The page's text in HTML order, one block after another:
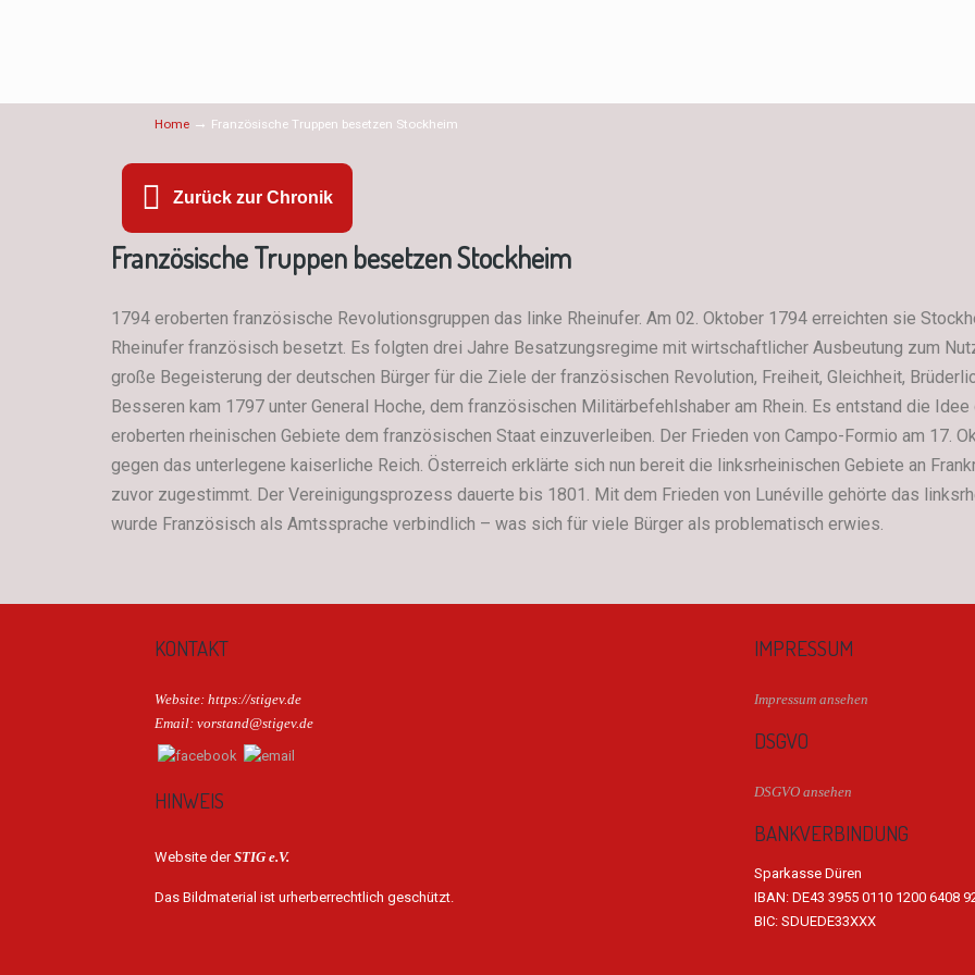
Home → Französische Truppen besetzen Stockheim
Zurück zur Chronik
Französische Truppen besetzen Stockheim
1794 eroberten französische Revolutionsgruppen das linke Rheinufer. Am 02. Oktober 1794 erreichten sie
Rheinufer französisch besetzt. Es folgten drei Jahre Besatzungsregime mit wirtschaftlicher Ausbeutung zum
große Begeisterung der deutschen Bürger für die Ziele der französischen Revolution, Freiheit, Gleichheit,
Besseren kam 1797 unter General Hoche, dem französischen Militärbefehlshaber am Rhein. Es entstand die
eroberten rheinischen Gebiete dem französischen Staat einzuverleiben. Der Frieden von Campo-Formio am 17.
gegen das unterlegene kaiserliche Reich. Österreich erklärte sich nun bereit die linksrheinischen Gebiete an
zuvor zugestimmt. Der Vereinigungsprozess dauerte bis 1801. Mit dem Frieden von Lunéville gehörte das
wurde Französisch als Amtssprache verbindlich – was sich für viele Bürger als problematisch erwies.
KONTAKT
Website: https://stigev.de
Email: vorstand@stigev.de
HINWEIS
Website derSTIG e.V.
Das Bildmaterial ist urherberrechtlich geschützt.
IMPRESSUM
Impressum ansehen
DSGVO
DSGVO ansehen
BANKVERBINDUNG
Sparkasse Düren
IBAN: DE43 3955 0110 1200 6408
BIC: SDUEDE33XXX